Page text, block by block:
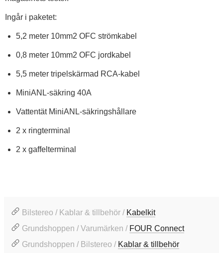
Ingår i paketet:
5,2 meter 10mm2 OFC strömkabel
0,8 meter 10mm2 OFC jordkabel
5,5 meter tripelskärmad RCA-kabel
MiniANL-säkring 40A
Vattentät MiniANL-säkringshållare
2 x ringterminal
2 x gaffelterminal
Bilstereo / Kablar & tillbehör / Kabelkit
Grundshoppen / Varumärken / FOUR Connect
Grundshoppen / Bilstereo / Kablar & tillbehör